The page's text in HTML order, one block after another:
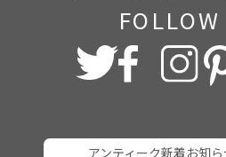
アンティーク新着お知